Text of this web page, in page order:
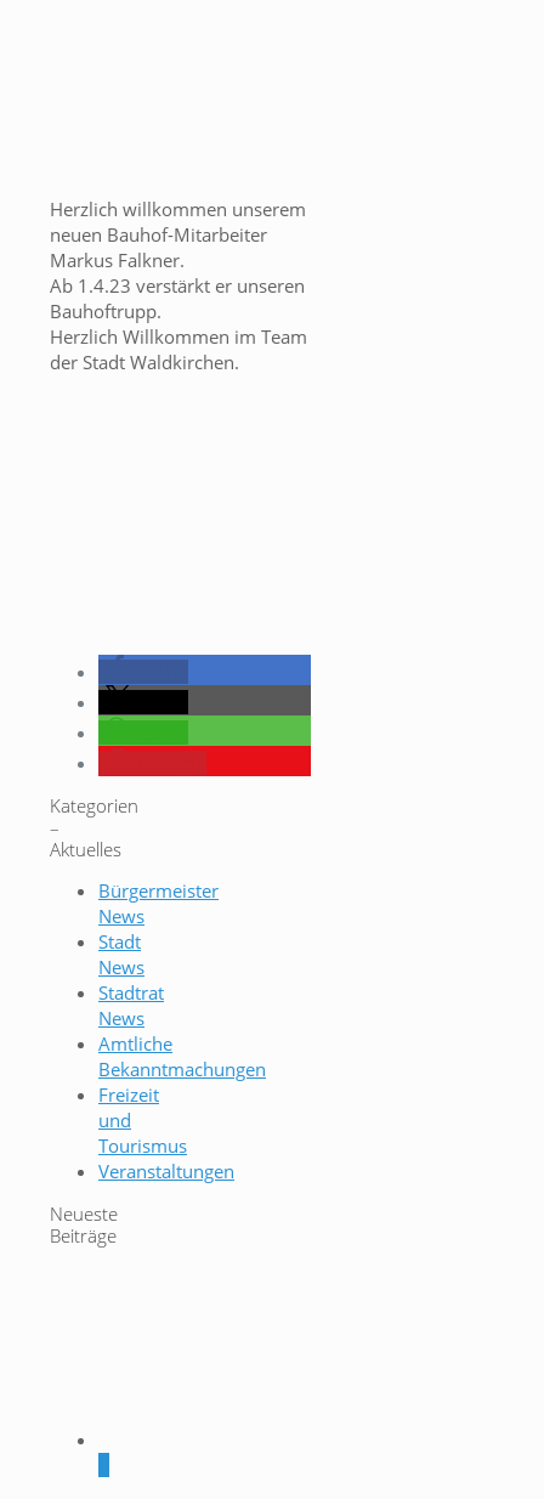
Herzlich willkommen unserem
neuen Bauhof-Mitarbeiter
Markus Falkner.
Ab 1.4.23 verstärkt er unseren
Bauhoftrupp.
Herzlich Willkommen im Team
der Stadt Waldkirchen.
Kategorien
–
Aktuelles
Bürgermeister
News
Stadt
News
Stadtrat
News
Amtliche
Bekanntmachungen
Freizeit
und
Tourismus
Veranstaltungen
Neueste
Beiträge